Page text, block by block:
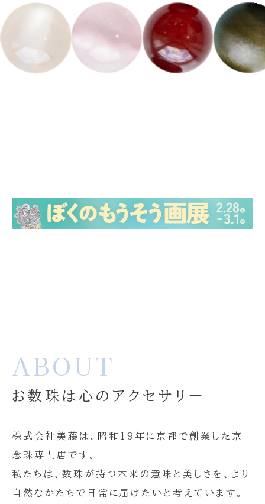
ABOUT
お数珠は心のアクセサリー
株式会社美藤は、昭和19年に京都で創業した京
念珠専門店です。
私たちは、数珠が持つ本来の意味と美しさを、より
自然なかたちで日常に届けたいと考えています。